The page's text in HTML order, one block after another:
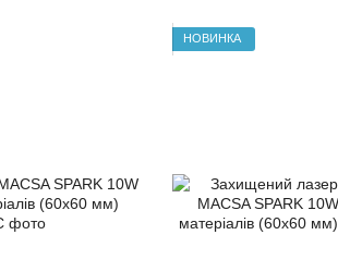
НОВИНКА